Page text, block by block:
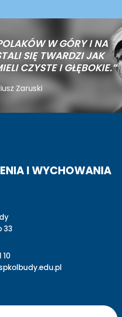
W GÓRY I NA
SIĘ TWARDZI JAK
CZYSTE I GŁĘBOKIE.”
Zaruski
I WYCHOWANIA
33